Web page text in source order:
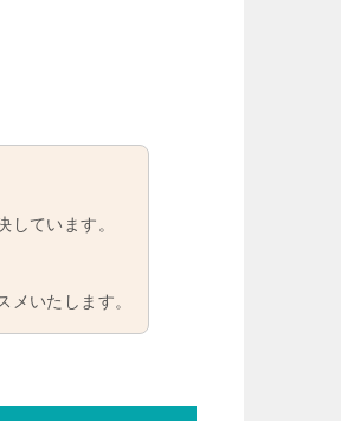
ています。
いたします。